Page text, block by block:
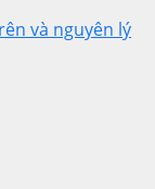
và nguyên lý